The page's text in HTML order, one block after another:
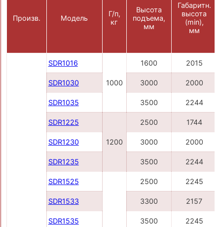
Произв. Модель
Г/п,
кг
Высота
подъема,
мм
Габаритн.
высота
(min),
мм
SDR1016
1000
1600 2015
SDR1030 3000 2000
SDR1035 3500 2244
SDR1225
1200
2500 1744
SDR1230 3000 2000
SDR1235 3500 2244
SDR1525 2500 2245
SDR1533 3300 2157
SDR1535 3500 2245